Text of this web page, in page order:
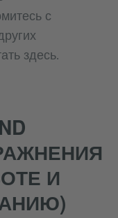
с
здесь.
И